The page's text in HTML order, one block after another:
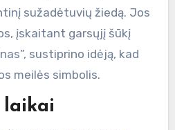
sužadėtuvių žiedą. Jos
įskaitant garsųjį šūkį
sustiprino idėją, kad
meilės simbolis.
laikai